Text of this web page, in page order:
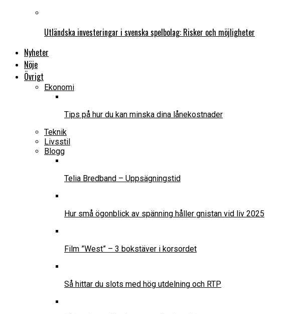
Utländska investeringar i svenska spelbolag: Risker och möjligheter
Nyheter
Nöje
Övrigt
Ekonomi
Tips på hur du kan minska dina lånekostnader
Teknik
Livsstil
Blogg
Telia Bredband – Uppsägningstid
Hur små ögonblick av spänning håller gnistan vid liv 2025
Film ”West” – 3 bokstäver i korsordet
Så hittar du slots med hög utdelning och RTP